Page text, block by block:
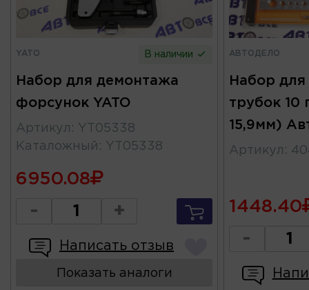
YATO В наличии
Набор для демонтажа
форсунок YATO
Артикул : YT05338
Каталожный : YT05338
6950.08
- +
Написать отзыв
Показать аналоги
АВТОДЕЛО
Набор для
трубок 10
15,9мм)
Артикул :
1448.40
-